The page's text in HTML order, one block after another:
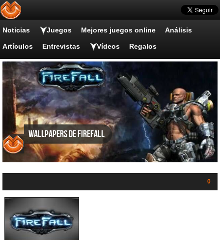
Noticias Juegos Mejores juegos online Análisis
Artículos Entrevistas Vídeos Regalos
Wallpapers de Firefall
0